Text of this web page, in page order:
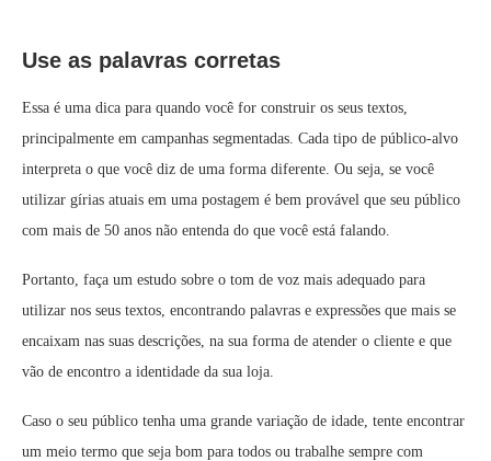
Use as palavras corretas
Essa é uma dica para quando você for construir os seus textos,
principalmente em campanhas segmentadas. Cada tipo de público-alvo
interpreta o que você diz de uma forma diferente. Ou seja, se você
utilizar gírias atuais em uma postagem é bem provável que seu público
com mais de 50 anos não entenda do que você está falando.
Portanto, faça um estudo sobre o tom de voz mais adequado para
utilizar nos seus textos, encontrando palavras e expressões que mais se
encaixam nas suas descrições, na sua forma de atender o cliente e que
vão de encontro a identidade da sua loja.
Caso o seu público tenha uma grande variação de idade, tente encontrar
um meio termo que seja bom para todos ou trabalhe sempre com